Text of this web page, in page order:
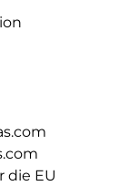
und
die aus den
und von Mode-,
wird. Wir
in der wir leben.
von
die EU